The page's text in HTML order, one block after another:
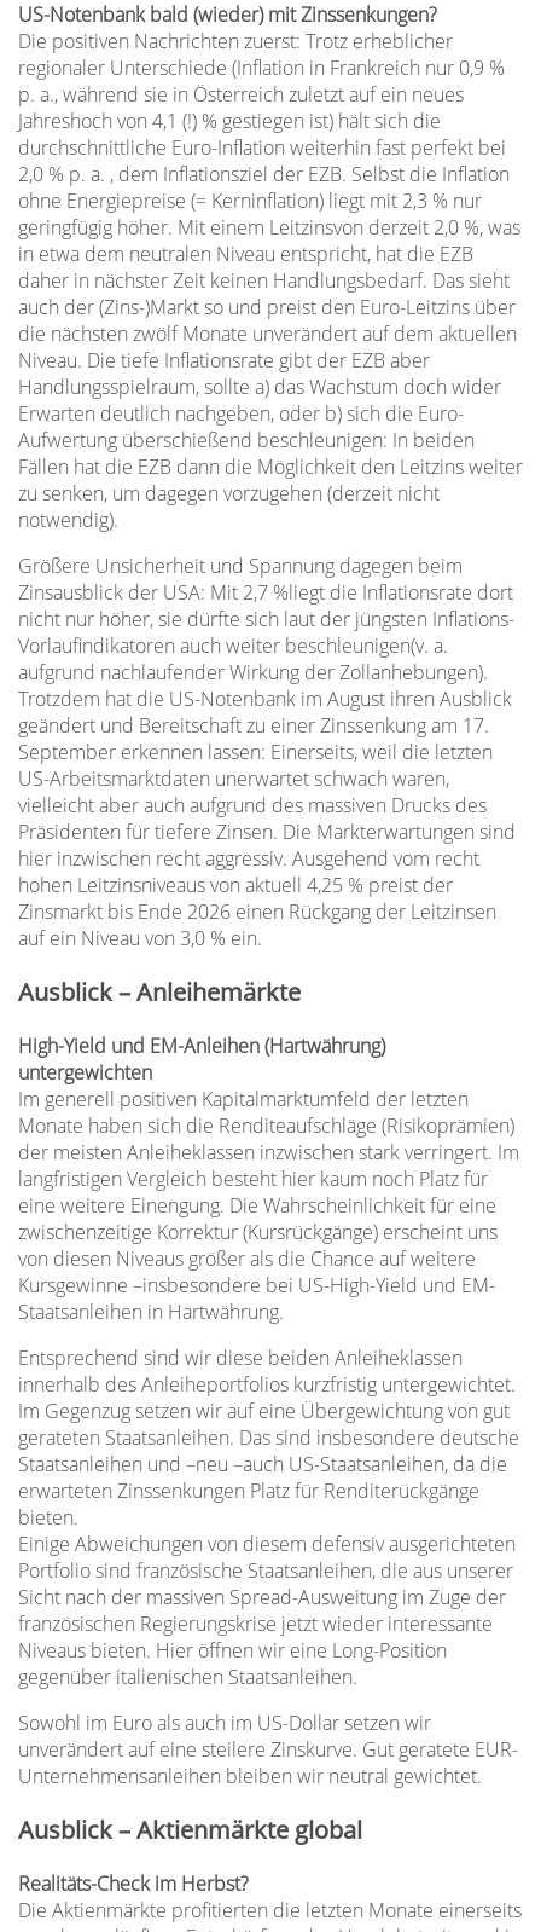
US-Notenbank bald (wieder) mit Zinssenkungen?
Die positiven Nachrichten zuerst: Trotz erheblicher
regionaler Unterschiede (Inflation in Frankreich nur 0,9 %
p. a., während sie in Österreich zuletzt auf ein neues
Jahreshoch von 4,1 (!) % gestiegen ist) hält sich die
durchschnittliche Euro-Inflation weiterhin fast perfekt bei
2,0 % p. a. , dem Inflationsziel der EZB. Selbst die Inflation
ohne Energiepreise (= Kerninflation) liegt mit 2,3 % nur
geringfügig höher. Mit einem Leitzinsvon derzeit 2,0 %, was
in etwa dem neutralen Niveau entspricht, hat die EZB
daher in nächster Zeit keinen Handlungsbedarf. Das sieht
auch der (Zins-)Markt so und preist den Euro-Leitzins über
die nächsten zwölf Monate unverändert auf dem aktuellen
Niveau. Die tiefe Inflationsrate gibt der EZB aber
Handlungsspielraum, sollte a) das Wachstum doch wider
Erwarten deutlich nachgeben, oder b) sich die Euro-
Aufwertung überschießend beschleunigen: In beiden
Fällen hat die EZB dann die Möglichkeit den Leitzins weiter
zu senken, um dagegen vorzugehen (derzeit nicht
notwendig).
Größere Unsicherheit und Spannung dagegen beim
Zinsausblick der USA: Mit 2,7 %liegt die Inflationsrate dort
nicht nur höher, sie dürfte sich laut der jüngsten Inflations-
Vorlaufindikatoren auch weiter beschleunigen(v. a.
aufgrund nachlaufender Wirkung der Zollanhebungen).
Trotzdem hat die US-Notenbank im August ihren Ausblick
geändert und Bereitschaft zu einer Zinssenkung am 17.
September erkennen lassen: Einerseits, weil die letzten
US-Arbeitsmarktdaten unerwartet schwach waren,
vielleicht aber auch aufgrund des massiven Drucks des
Präsidenten für tiefere Zinsen. Die Markterwartungen sind
hier inzwischen recht aggressiv. Ausgehend vom recht
hohen Leitzinsniveaus von aktuell 4,25 % preist der
Zinsmarkt bis Ende 2026 einen Rückgang der Leitzinsen
auf ein Niveau von 3,0 % ein.
Ausblick – Anleihemärkte
High-Yield und EM-Anleihen (Hartwährung)
untergewichten
Im generell positiven Kapitalmarktumfeld der letzten
Monate haben sich die Renditeaufschläge (Risikoprämien)
der meisten Anleiheklassen inzwischen stark verringert. Im
langfristigen Vergleich besteht hier kaum noch Platz für
eine weitere Einengung. Die Wahrscheinlichkeit für eine
zwischenzeitige Korrektur (Kursrückgänge) erscheint uns
von diesen Niveaus größer als die Chance auf weitere
Kursgewinne –insbesondere bei US-High-Yield und EM-
Staatsanleihen in Hartwährung.
Entsprechend sind wir diese beiden Anleiheklassen
innerhalb des Anleiheportfolios kurzfristig untergewichtet.
Im Gegenzug setzen wir auf eine Übergewichtung von gut
gerateten Staatsanleihen. Das sind insbesondere deutsche
Staatsanleihen und –neu –auch US-Staatsanleihen, da die
erwarteten Zinssenkungen Platz für Renditerückgänge
bieten.
Einige Abweichungen von diesem defensiv ausgerichteten
Portfolio sind französische Staatsanleihen, die aus unserer
Sicht nach der massiven Spread-Ausweitung im Zuge der
französischen Regierungskrise jetzt wieder interessante
Niveaus bieten. Hier öffnen wir eine Long-Position
gegenüber italienischen Staatsanleihen.
Sowohl im Euro als auch im US-Dollar setzen wir
unverändert auf eine steilere Zinskurve. Gut geratete EUR-
Unternehmensanleihen bleiben wir neutral gewichtet.
Ausblick – Aktienmärkte global
Realitäts-Check im Herbst?
Die Aktienmärkte profitierten die letzten Monate einerseits